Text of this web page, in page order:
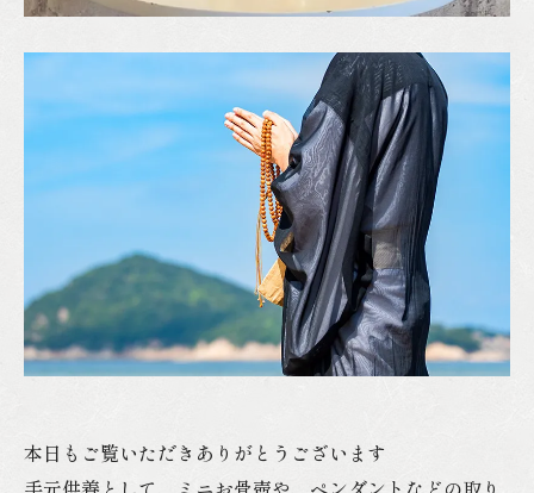
本日もご覧いただきありがとうございます